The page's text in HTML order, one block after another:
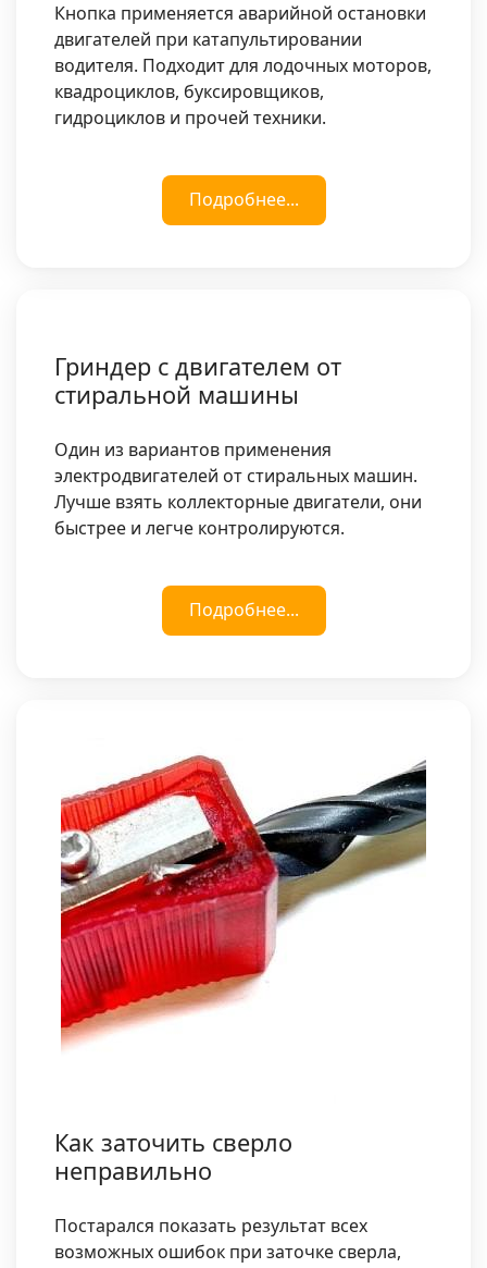
Кнопка применяется аварийной остановки
двигателей при катапультировании
водителя. Подходит для лодочных моторов,
квадроциклов, буксировщиков,
гидроциклов и прочей техники.
Подробнее...
Гриндер с двигателем от
стиральной машины
Один из вариантов применения
электродвигателей от стиральных машин.
Лучше взять коллекторные двигатели, они
быстрее и легче контролируются.
Подробнее...
Как заточить сверло
неправильно
Постарался показать результат всех
возможных ошибок при заточке сверла,